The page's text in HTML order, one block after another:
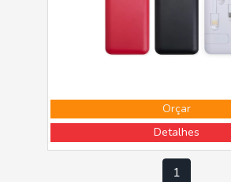
Orçar
Detalhes
1